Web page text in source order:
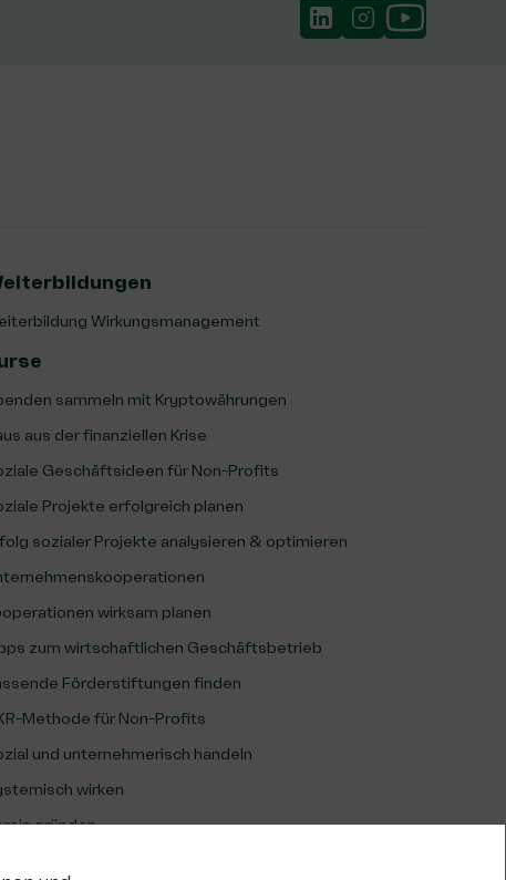
Wirkungsmanagement
sammeln mit Kryptowährungen
aus der finanziellen Krise
Geschäftsideen für Non-Profits
Projekte erfolgreich planen
sozialer Projekte analysieren & optimieren
wirksam planen
zum wirtschaftlichen Geschäftsbetrieb
Förderstiftungen finden
Methode für Non-Profits
und unternehmerisch handeln
wirken
gründen